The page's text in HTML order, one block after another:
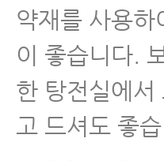
약재를 사용
이 좋습니다.
한 탕전실에
고 드셔도 좋